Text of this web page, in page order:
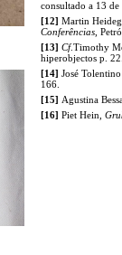
consultado a 13
[12] Martin
Conferências ,
[13] Cf.Timothy
hiperobjectos p.
[14] José
166.
[15] Agustina
[16] Piet Hein,